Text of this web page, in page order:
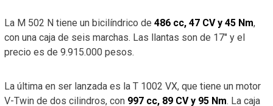
La M 502 N tiene un bicilíndrico de 486 cc, 47 CV y 45 Nm,
con una caja de seis marchas. Las llantas son de 17″ y el
precio es de 9.915.000 pesos.
La última en ser lanzada es la T 1002 VX, que tiene un motor
V-Twin de dos cilindros, con 997 cc, 89 CV y 95 Nm. La caja